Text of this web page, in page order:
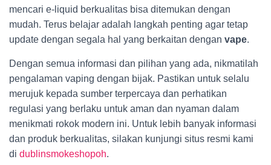
mencari e-liquid berkualitas bisa ditemukan dengan
mudah. Terus belajar adalah langkah penting agar tetap
update dengan segala hal yang berkaitan dengan vape.
Dengan semua informasi dan pilihan yang ada, nikmatilah
pengalaman vaping dengan bijak. Pastikan untuk selalu
merujuk kepada sumber terpercaya dan perhatikan
regulasi yang berlaku untuk aman dan nyaman dalam
menikmati rokok modern ini. Untuk lebih banyak informasi
dan produk berkualitas, silakan kunjungi situs resmi kami
di dublinsmokeshopoh.